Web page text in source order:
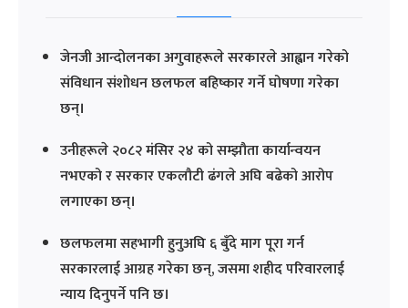
जेनजी आन्दोलनका अगुवाहरूले सरकारले आह्वान गरेको
संविधान संशोधन छलफल बहिष्कार गर्ने घोषणा गरेका
छन्।
उनीहरूले २०८२ मंसिर २४ को सम्झौता कार्यान्वयन
नभएको र सरकार एकलौटी ढंगले अघि बढेको आरोप
लगाएका छन्।
छलफलमा सहभागी हुनुअघि ६ बुँदे माग पूरा गर्न
सरकारलाई आग्रह गरेका छन्, जसमा शहीद परिवारलाई
न्याय दिनुपर्ने पनि छ।